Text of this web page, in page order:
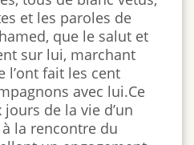
et les paroles de
que le salut et
sur lui, marchant
l’ont fait les cent
avec lui.Ce
de la vie d’un
la rencontre du